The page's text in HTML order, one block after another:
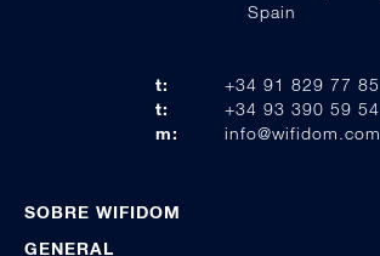
Spain
t:
+34 91 829 77 85
t:
+34 93 390 59 54
m:
info@wifidom.com
SOBRE WIFIDOM
GENERAL